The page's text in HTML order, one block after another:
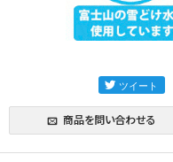
商品を問い合わせる